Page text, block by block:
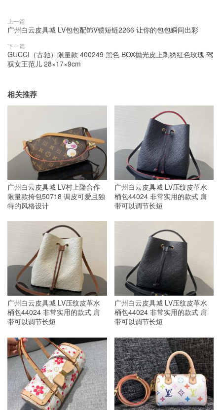
上一篇
广州白云皮具城 LV包包配饰V锁短链2266 让你的包包瞬间出彩
下一篇
GUCCI（古驰）限量款 400249 黑色 BOX抛光皮上刺绣红色玫瑰 驾
驭女王范儿 28×17×9cm
相关推荐
广州白云皮具城 LV村上隆合作
限量款挎包50718 调皮可爱且独
特的风格设计
广州白云皮具城 LV压纹皮革水
桶包44024 非常实用的款式 肩
带可以调节长短
广州白云皮具城 LV压纹皮革水
桶包44024 非常实用的款式 肩
带可以调节长短
广州白云皮具城 LV压纹皮革水
桶包44024 非常实用的款式 肩
带可以调节长短